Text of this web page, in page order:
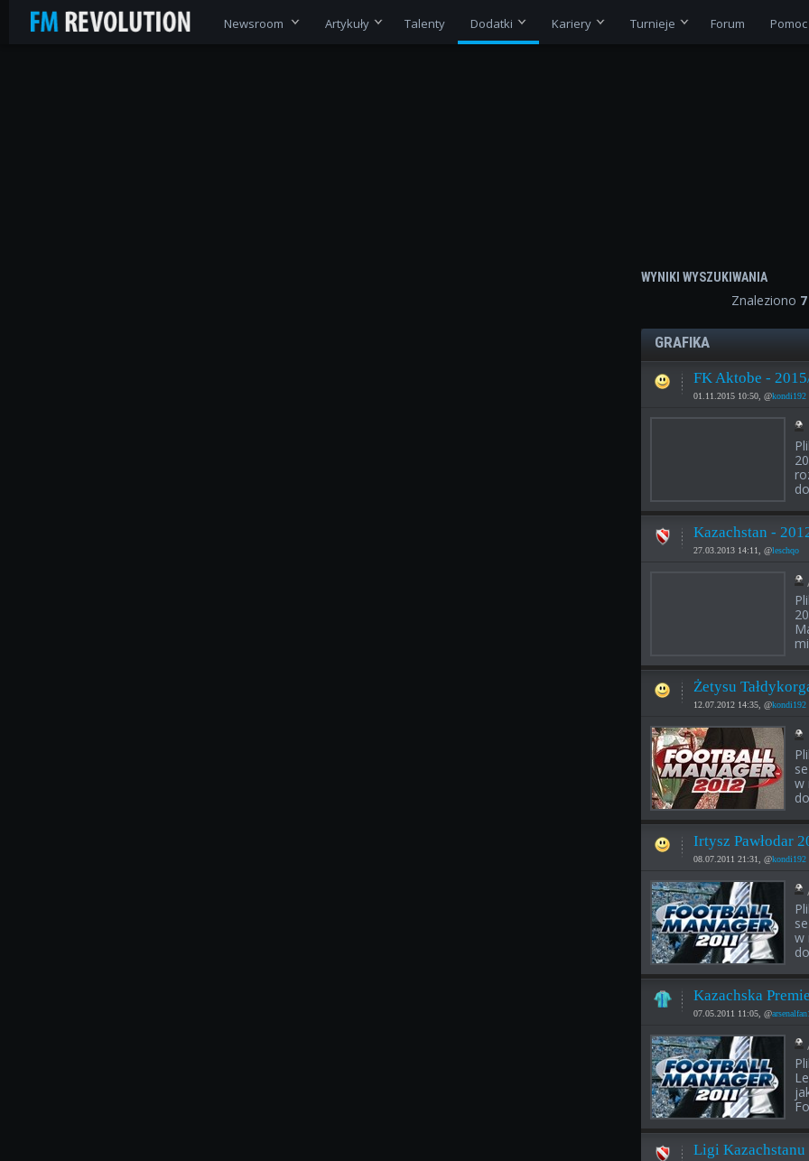
Newsroom Artykuły Talenty Dodatki Kariery Turnieje Forum Pomoc
WYNIKI WYSZUKIWANIA
Znaleziono 7
GRAFIKA
FK Aktobe -
01.11.2015 10:50, @kondi192
Kazachstan -
27.03.2013 14:11, @leschqo
Żetysu
12.07.2012 14:35, @kondi192
w
Irtysz Pawłodar
08.07.2011 21:31, @kondi192
w
Kazachska
07.05.2011 11:05, @
Ligi